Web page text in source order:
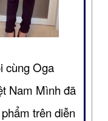
cùng Oga
Nam Mình đã
trên diễn